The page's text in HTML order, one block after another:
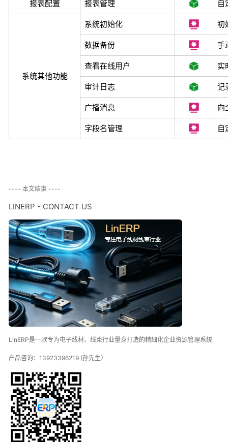
报表配置 报表管理 自
系统其他功能
系统初始化 初
数据备份 手
查看在线用户 实
审计日志 记
广播消息 向
字段名管理 自
---- 本文结束 ----
LINERP - CONTACT US
LinERP是一款专为电子线材、线束行业量身打造的精细化企业资源管理系统
产品咨询：13923396219 (孙先生）